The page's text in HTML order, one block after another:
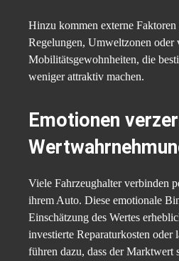
Hinzu kommen externe
Regelungen, Umweltzonen oder
Mobilitätsgewohnheiten, die
weniger attraktiv machen.
Emotionen
Viele Fahrzeughalter verbinden
ihrem Auto. Diese emotionale
Einschätzung des Wertes
investierte Reparaturkosten oder
führen dazu, dass der Marktwert